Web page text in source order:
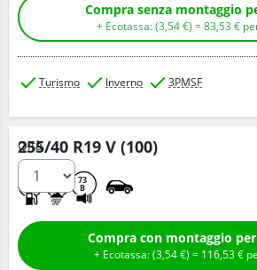
+ Ecotassa: (3,54€ ) =83,53 €
Turismo Inverno 3PMSF
255/40 R19 V (100)
73
B
Q.tà
Compra
+ Ecotassa: (3,54€ ) = 116,53€